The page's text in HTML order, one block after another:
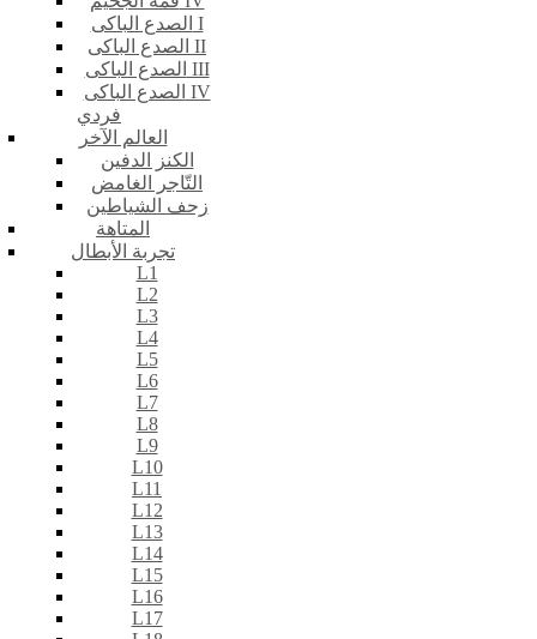
الصدع الباكى I
الصدع الباكى II
الصدع الباكى III
الصدع الباكى IV
فردي
العالم الآخر
الكنز الدفين
التّاجر الغامض
زحف الشياطين
المتاهة
تجربة الأبطال
L1
L2
L3
L4
L5
L6
L7
L8
L9
L10
L11
L12
L13
L14
L15
L16
L17